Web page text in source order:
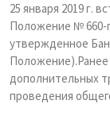
25 января 2019 г.
Положение № 660-
утвержденное
дополнительных
проведения